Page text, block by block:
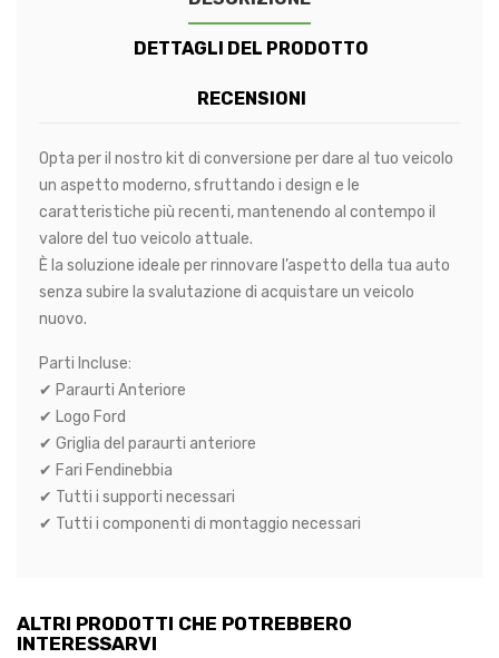
DETTAGLI DEL PRODOTTO
RECENSIONI
Opta per il nostro kit di conversione per dare al tuo veicolo
un aspetto moderno, sfruttando i design e le
caratteristiche più recenti, mantenendo al contempo il
valore del tuo veicolo attuale.
È la soluzione ideale per rinnovare l’aspetto della tua auto
senza subire la svalutazione di acquistare un veicolo
nuovo.
Parti Incluse:
✔ Paraurti Anteriore
✔ Logo Ford
✔ Griglia del paraurti anteriore
✔ Fari Fendinebbia
✔ Tutti i supporti necessari
✔ Tutti i componenti di montaggio necessari
ALTRI PRODOTTI CHE POTREBBERO
INTERESSARVI